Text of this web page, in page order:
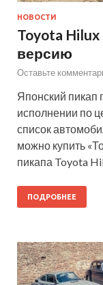
НОВОСТИ
Toyota
версию
Оставьте
Японский пикап
исполнении по
список
можно купить
пикапа Toyota
ПОДРОБНЕЕ